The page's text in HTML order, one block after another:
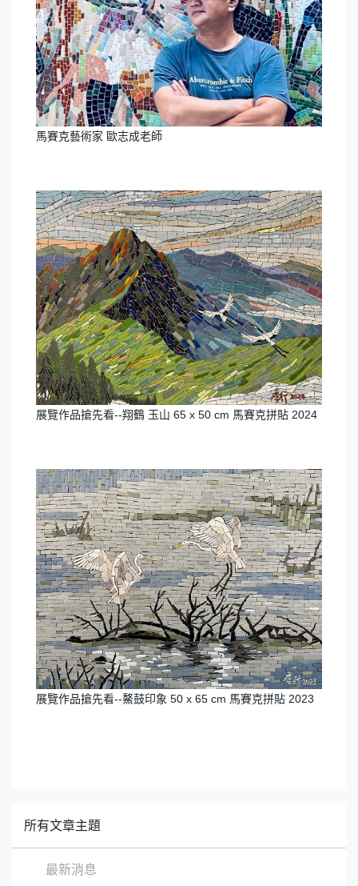
馬賽克藝術家 歐志成老師
展覽作品搶先看--翔鶴 玉山 65 x 50 cm 馬賽克拼貼 2024
展覽作品搶先看--鰲鼓印象 50 x 65 cm 馬賽克拼貼 2023
所有文章主題
最新消息